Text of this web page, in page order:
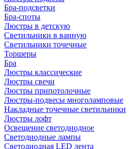
Бра-подсветки
Бра-споты
Люстры в детскую
Светильники в ванную
Светильники точечные
Торшеры
Бра
Люстры классические
Люстры свечи
Люстры припотолочные
Люстры-подвесы многоламповые
Накладные точечные светильники
Люстры лофт
Освещение светодиодное
Светодиодные лампы
Светодиодная LED лента